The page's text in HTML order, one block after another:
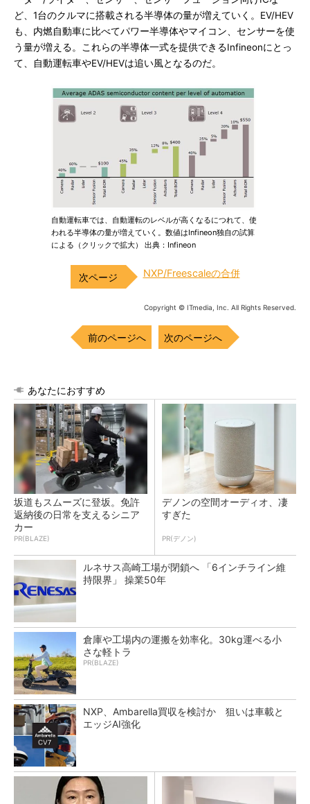
ど、1台のクルマに搭載される半導体の量が増えていく。EV/HEV
も、内燃自動車に比べてパワー半導体やマイコン、センサーを使
う量が増える。これらの半導体一式を提供できるInfineonにとっ
て、自動運転車やEV/HEVは追い風となるのだ。
自動運転車では、自動運転のレベルが高くなるにつれて、使
われる半導体の量が増えていく。数値はInfineon独自の試算
による（クリックで拡大） 出典：Infineon
NXP/Freescaleの合併
Copyright © ITmedia, Inc. All Rights Reserved.
前のページへ 次のページへ
あなたにおすすめ
坂道もスムーズに登坂。免許
返納後の日常を支えるシニア
カー
PR(BLAZE)
デノンの空間オーディオ、凄
すぎた
PR(デノン)
ルネサス高崎工場が閉鎖へ 「6インチライン維
持限界」 操業50年
倉庫や工場内の運搬を効率化。30kg運べる小
さな軽トラ
PR(BLAZE)
NXP、Ambarella買収を検討か 狙いは車載と
エッジAI強化